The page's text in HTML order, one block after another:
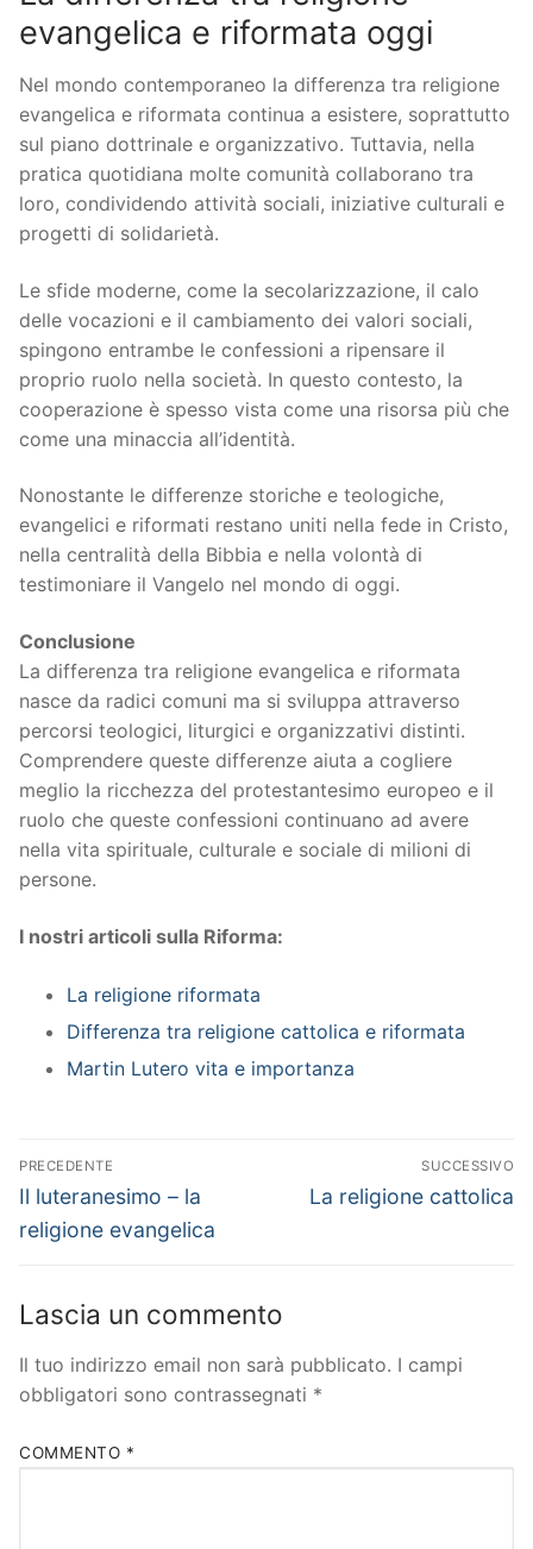
evangelica e riformata oggi
Nel mondo contemporaneo la differenza tra religione
evangelica e riformata continua a esistere, soprattutto
sul piano dottrinale e organizzativo. Tuttavia, nella
pratica quotidiana molte comunità collaborano tra
loro, condividendo attività sociali, iniziative culturali e
progetti di solidarietà.
Le sfide moderne, come la secolarizzazione, il calo
delle vocazioni e il cambiamento dei valori sociali,
spingono entrambe le confessioni a ripensare il
proprio ruolo nella società. In questo contesto, la
cooperazione è spesso vista come una risorsa più che
come una minaccia all’identità.
Nonostante le differenze storiche e teologiche,
evangelici e riformati restano uniti nella fede in Cristo,
nella centralità della Bibbia e nella volontà di
testimoniare il Vangelo nel mondo di oggi.
Conclusione
La differenza tra religione evangelica e riformata
nasce da radici comuni ma si sviluppa attraverso
percorsi teologici, liturgici e organizzativi distinti.
Comprendere queste differenze aiuta a cogliere
meglio la ricchezza del protestantesimo europeo e il
ruolo che queste confessioni continuano ad avere
nella vita spirituale, culturale e sociale di milioni di
persone.
I nostri articoli sulla Riforma:
La religione riformata
Differenza tra religione cattolica e riformata
Martin Lutero vita e importanza
Navigazione
articoli
PRECEDENTE
Articolo
precedente:
Il luteranesimo – la
religione evangelica
SUCCESSIVO
Articolo
La religione cattolica
Lascia un commento
Il tuo indirizzo email non sarà pubblicato. I campi
obbligatori sono contrassegnati *
COMMENTO *